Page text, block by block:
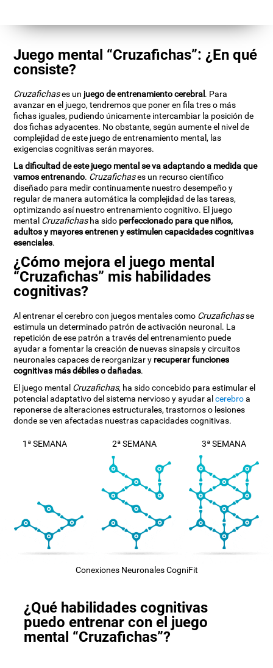
Juego mental “Cruzafichas”: ¿En qué
consiste?
Cruzafichases un juego de entrenamiento cerebral. Para
avanzar en el juego, tendremos que poner en fila tres o más
fichas iguales, pudiendo únicamente intercambiar la posición de
dos fichas adyacentes. No obstante, según aumente el nivel de
complejidad de este juego de entrenamiento mental, las
exigencias cognitivas serán mayores.
La dificultad de este juego mental se va adaptando a medida que
vamos entrenando. Cruzafichases un recurso científico
diseñado para medir continuamente nuestro desempeño y
regular de manera automática la complejidad de las tareas,
optimizando así nuestro entrenamiento cognitivo. El juego
mental Cruzafichasha sido perfeccionado para que niños,
adultos y mayores entrenen y estimulen capacidades cognitivas
esenciales.
¿Cómo mejora el juego mental
“Cruzafichas” mis habilidades
cognitivas?
Al entrenar el cerebro con juegos mentales como Cruzafichasse
estimula un determinado patrón de activación neuronal. La
repetición de ese patrón a través del entrenamiento puede
ayudar a fomentar la creación de nuevas sinapsis y circuitos
neuronales capaces de reorganizar y recuperar funciones
cognitivas más débiles o dañadas.
El juego mental Cruzafichas, ha sido concebido para estimular el
potencial adaptativo del sistema nervioso y ayudar alcerebroa
reponerse de alteraciones estructurales, trastornos o lesiones
donde se ven afectadas nuestras capacidades cognitivas.
1ª SEMANA 2ª SEMANA 3ª SEMANA
Conexiones Neuronales CogniFit
¿Qué habilidades cognitivas
puedo entrenar con el juego
mental “Cruzafichas”?